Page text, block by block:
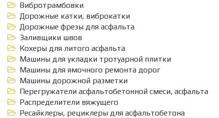
Вибротрамбовки
Дорожные катки, виброкатки
Дорожные фрезы для асфальта
Заливщики швов
Кохеры для литого асфальта
Машины для укладки тротуарной плитки
Машины для ямочного ремонта дорог
Машины дорожной разметки
Перегружатели асфальтобетонной смеси, асфальта
Распределители вяжущего
Ресайклеры, рециклеры для асфальтобетона